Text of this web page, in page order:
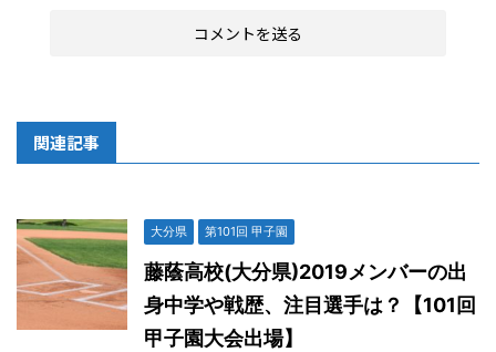
関連記事
大分県 第101回 甲子園
藤蔭高校(大分県)2019メンバーの出
身中学や戦歴、注目選手は？【101回
甲子園大会出場】